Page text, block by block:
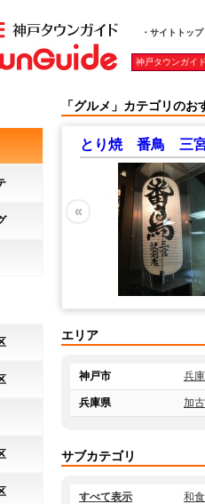
・サイトトップ
神戸タウンガイ
「グルメ」カテゴリのお
ダミ
ティー
）達と
た親
理の組
ます。
とり焼 番鳥 三
«
エリア
神戸市 兵
兵庫県 加
サブカテゴリ
すべて表示 和食